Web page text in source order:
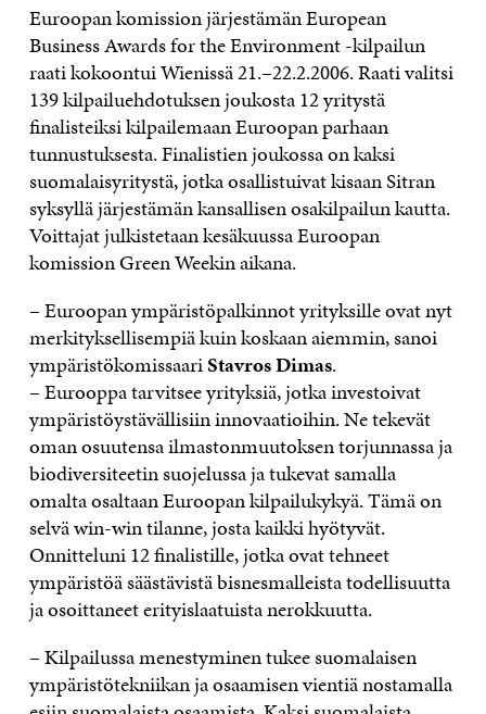
Euroopan komission järjestämän European
Business Awards for the Environment -kilpailun
raati kokoontui Wienissä 21.–22.2.2006. Raati valitsi
139 kilpailuehdotuksen joukosta 12 yritystä
finalisteiksi kilpailemaan Euroopan parhaan
tunnustuksesta. Finalistien joukossa on kaksi
suomalaisyritystä, jotka osallistuivat kisaan Sitran
syksyllä järjestämän kansallisen osakilpailun kautta.
Voittajat julkistetaan kesäkuussa Euroopan
komission Green Weekin aikana.
– Euroopan ympäristöpalkinnot yrityksille ovat nyt
merkityksellisempiä kuin koskaan aiemmin, sanoi
ympäristökomissaariStavros Dimas.
– Eurooppa tarvitsee yrityksiä, jotka investoivat
ympäristöystävällisiin innovaatioihin. Ne tekevät
oman osuutensa ilmastonmuutoksen torjunnassa ja
biodiversiteetin suojelussa ja tukevat samalla
omalta osaltaan Euroopan kilpailukykyä. Tämä on
selvä win-win tilanne, josta kaikki hyötyvät.
Onnitteluni 12 finalistille, jotka ovat tehneet
ympäristöä säästävistä bisnesmalleista todellisuutta
ja osoittaneet erityislaatuista nerokkuutta.
– Kilpailussa menestyminen tukee suomalaisen
ympäristötekniikan ja osaamisen vientiä nostamalla